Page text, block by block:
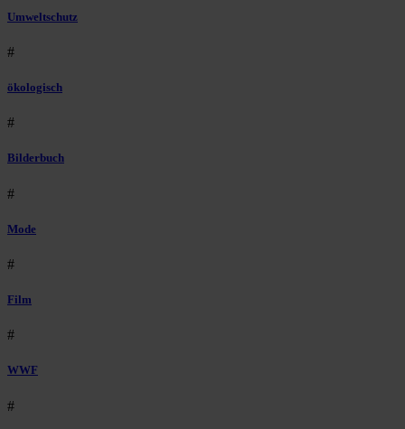
Umweltschutz
#
ökologisch
#
Bilderbuch
#
Mode
#
Film
#
WWF
#